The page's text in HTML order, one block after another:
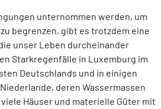
unternommen werden, um
begrenzen, gibt es trotzdem eine
unser Leben durcheinander
Starkregenfälle in Luxemburg im
Deutschlands und in einigen
deren Wassermassen
Häuser und materielle Güter mit